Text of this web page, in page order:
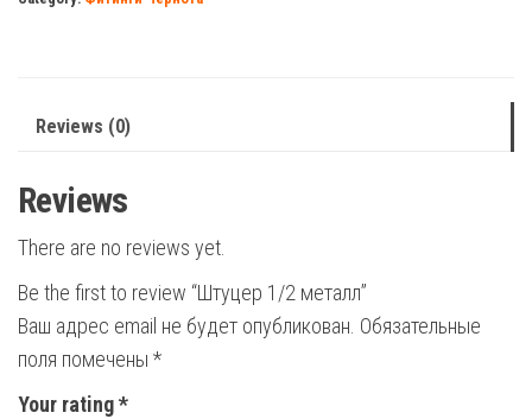
Reviews (0)
Reviews
There are no reviews yet.
Be the first to review “Штуцер 1/2 металл”
Ваш адрес email не будет опубликован. Обязательные
поля помечены *
Your rating*